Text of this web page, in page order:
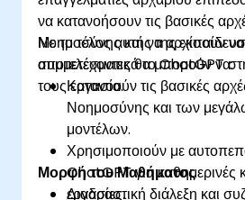
να κατανοήσουν τις βασικές
Νοημοσύνης και να αρχίσουν
αποτελεσματικά το ChatGPT
τους εργασία.
Με το τέλος αυτής της
συμμετέχοντες θα μπορούν να:
Κατανοούν τις βασικές
Νοημοσύνης και των
μοντέλων.
Χρησιμοποιούν με
ChatGPT για καθημερινές
εργασίες.
Μορφή του Μαθήματος
Διαδραστική διάλεξη και